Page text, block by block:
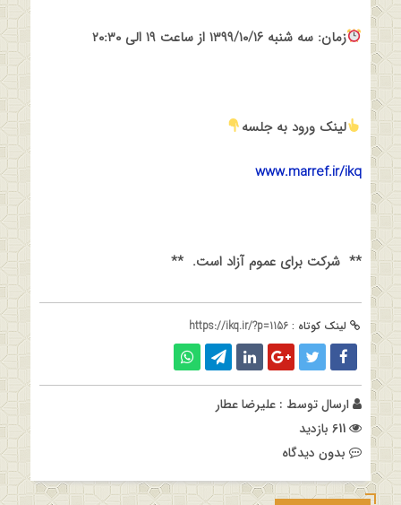
زمان: سه شنبه ۱۳۹۹/۱۰/۱۶ از ساعت ۱۹ الی ۲۰:۳۰
لینک ورود به جلسه
www.marref.ir/ikq
** شرکت برای عموم آزاد است.
**
لینک کوتاه : https://ikq.ir/?p=1156
ارسال توسط : علیرضا عطار
بدون دیدگاه